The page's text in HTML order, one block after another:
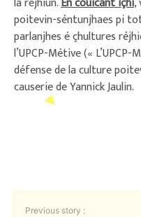
poitevin-séntunjhaes pi
parlanjhes é çhultures
l’UPCP-Métive («
défense de la culture
causerie de Yannick Jaulin.
Previous story :